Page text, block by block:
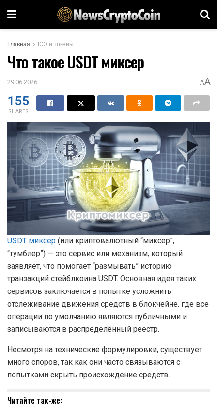
Главная ICO и токены
Что такое USDT миксер
29.06.2026 AA
155
SHARES
USDT миксер (или криптовалютный “миксер”,
“тумблер”) — это сервис или механизм, который
заявляет, что помогает “размывать” историю
транзакций стейблкоина USDT. Основная идея таких
сервисов заключается в попытке усложнить
отслеживание движения средств в блокчейне, где все
операции по умолчанию являются публичными и
записываются в распределённый реестр.
Несмотря на технические формулировки, существует
много споров, так как они часто связываются с
попытками скрыть происхождение средств.
Читайте так-же: